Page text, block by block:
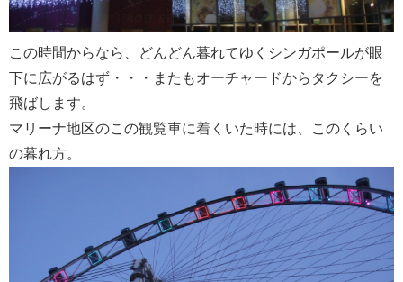
この時間からなら、どんどん暮れてゆくシンガポールが眼
下に広がるはず・・・またもオーチャードからタクシーを
飛ばします。
マリーナ地区のこの観覧車に着くいた時には、このくらい
の暮れ方。